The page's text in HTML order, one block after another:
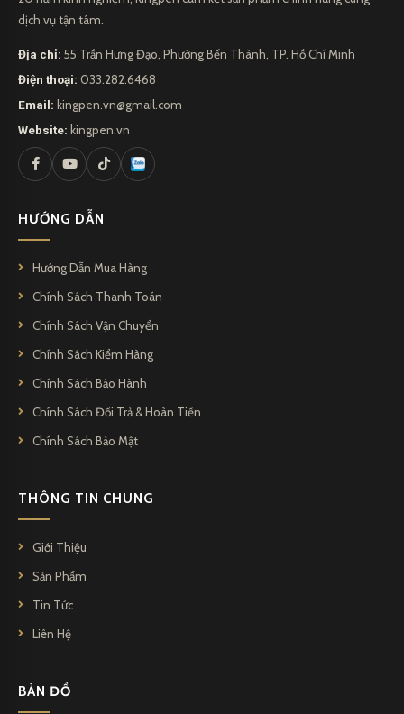
dịch vụ tận tâm.
Địa chỉ: 55 Trần Hưng Đạo, Phường Bến Thành, TP. Hồ Chí Minh
Điện thoại: 033.282.6468
Email: kingpen.vn@gmail.com
Website: kingpen.vn
HƯỚNG DẪN
Hướng Dẫn Mua Hàng
Chính Sách Thanh Toán
Chính Sách Vận Chuyển
Chính Sách Kiểm Hàng
Chính Sách Bảo Hành
Chính Sách Đổi Trả & Hoàn Tiền
Chính Sách Bảo Mật
THÔNG TIN CHUNG
Giới Thiệu
Sản Phẩm
Tin Tức
Liên Hệ
BẢN ĐỒ